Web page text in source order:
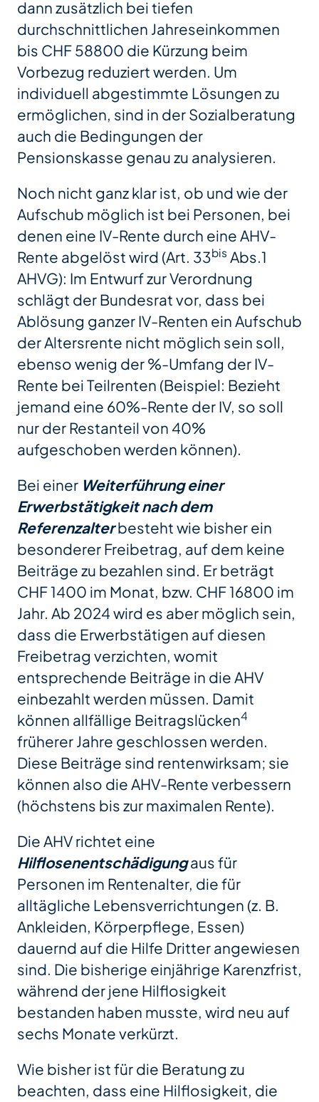
dann zusätzlich bei tiefen
durchschnittlichen Jahreseinkommen
bis CHF 58800 die Kürzung beim
Vorbezug reduziert werden. Um
individuell abgestimmte Lösungen zu
ermöglichen, sind in der Sozialberatung
auch die Bedingungen der
Pensionskasse genau zu analysieren.
Noch nicht ganz klar ist, ob und wie der
Aufschub möglich ist bei Personen, bei
denen eine IV-Rente durch eine AHV-
Rente abgelöst wird (Art. 33bis Abs.1
AHVG): Im Entwurf zur Verordnung
schlägt der Bundesrat vor, dass bei
Ablösung ganzer IV-Renten ein Aufschub
der Altersrente nicht möglich sein soll,
ebenso wenig der %-Umfang der IV-
Rente bei Teilrenten (Beispiel: Bezieht
jemand eine 60%-Rente der IV, so soll
nur der Restanteil von 40%
aufgeschoben werden können).
Bei einer Weiterführung einer
Erwerbstätigkeit nach dem
Referenzalterbesteht wie bisher ein
besonderer Freibetrag, auf dem keine
Beiträge zu bezahlen sind. Er beträgt
CHF 1400 im Monat, bzw. CHF 16800 im
Jahr. Ab 2024 wird es aber möglich sein,
dass die Erwerbstätigen auf diesen
Freibetrag verzichten, womit
entsprechende Beiträge in die AHV
einbezahlt werden müssen. Damit
können allfällige Beitragslücken4
früherer Jahre geschlossen werden.
Diese Beiträge sind rentenwirksam; sie
können also die AHV-Rente verbessern
(höchstens bis zur maximalen Rente).
Die AHV richtet eine
Hilflosenentschädigungaus für
Personen im Rentenalter, die für
alltägliche Lebensverrichtungen (z. B.
Ankleiden, Körperpflege, Essen)
dauernd auf die Hilfe Dritter angewiesen
sind. Die bisherige einjährige Karenzfrist,
während der jene Hilflosigkeit
bestanden haben musste, wird neu auf
sechs Monate verkürzt.
Wie bisher ist für die Beratung zu
beachten, dass eine Hilflosigkeit, die